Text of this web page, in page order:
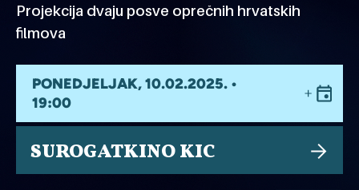
Projekcija dvaju posve oprečnih hrvatskih
filmova
PONEDJELJAK, 10.02.2025. •
19:00
SUROGATKINO KIC